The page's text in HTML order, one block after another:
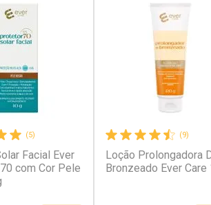
(5)
Facial Ever
com Cor Pele
(9)
Loção Prolongadora
Bronzeado Ever Care